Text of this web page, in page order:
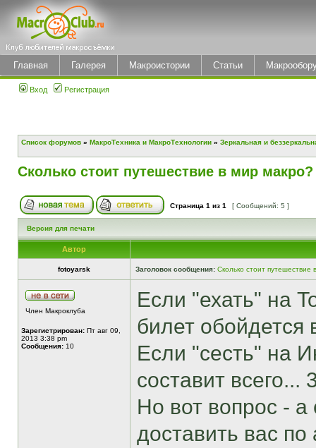
Главная Галерея Макроистории Статьи
Вход Регистрация
Список форумов » МакроТехника и МакроТехнологии » Зеркальная и
Сколько стоит путешествие в мир макро?
Страница 1 из 1 [ Сообщений: 5 ]
Версия для печати
Автор
fotoyarsk Заголовок сообщения: Сколько стоит путешествие
Член Макроклуба
Зарегистрирован: Пт авг 09,
2013 3:38 pm
Сообщения: 10
Если "ехать" на
билет обойдется
Если "сесть" на
составит всего...
Но вот вопрос - а
доставить вас по